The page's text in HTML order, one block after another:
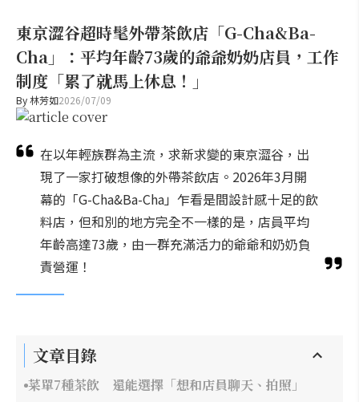
東京澀谷超時髦外帶茶飲店「G-Cha&Ba-
Cha」：平均年齡73歲的爺爺奶奶店員，工作
制度「累了就馬上休息！」
By林芳如2026/07/09
在以年輕族群為主流，求新求變的東京澀谷，出
現了一家打破想像的外帶茶飲店。2026年3月開
幕的「G-Cha&Ba-Cha」乍看是間設計感十足的飲
料店，但和別的地方完全不一樣的是，店員平均
年齡高達73歲，由一群充滿活力的爺爺和奶奶負
責營運！
文章目錄
菜單7種茶飲 還能選擇「想和店員聊天、拍照」